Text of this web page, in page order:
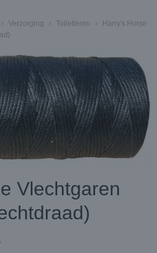
› Verzorging › Toiletteren ›
Harry's Horse
Vlechtgaren